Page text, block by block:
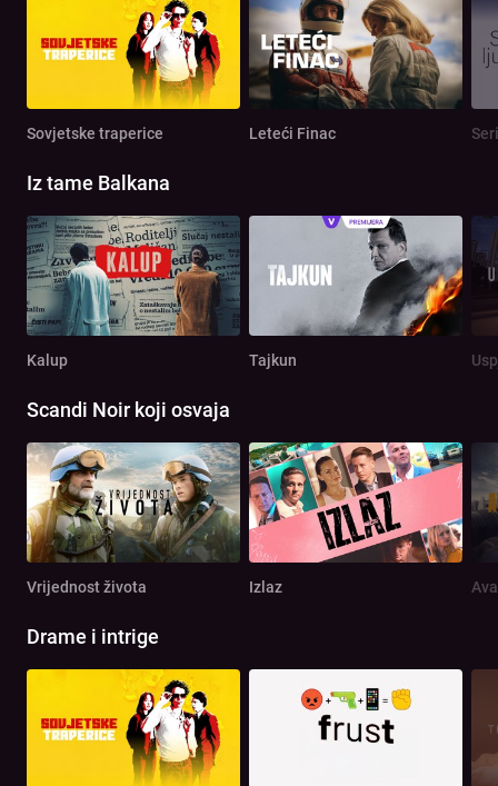
Sovjetske traperice Leteći Finac
Iz tame Balkana
Kalup Tajkun
Scandi Noir koji osvaja
Vrijednost života Izlaz
Drame i intrige